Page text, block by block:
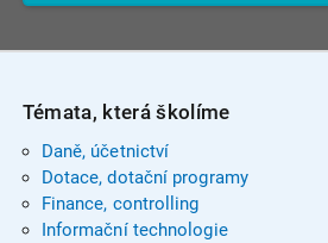
Témata, která školíme
Daně, účetnictví
Dotace, dotační programy
Finance, controlling
Informační technologie